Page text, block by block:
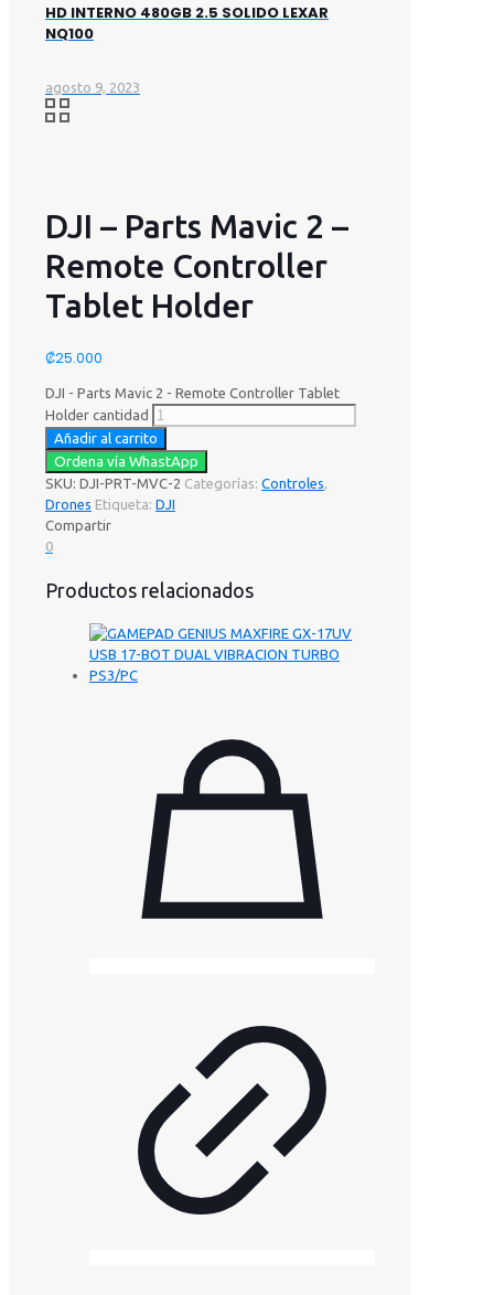
HD INTERNO 480GB 2.5 SOLIDO LEXAR
NQ100
agosto 9, 2023
DJI – Parts Mavic 2 –
Remote Controller
Tablet Holder
₡25.000
DJI - Parts Mavic 2 - Remote Controller Tablet
Holder cantidad
Añadir al carrito
Ordena vía WhastApp
SKU: DJI-PRT-MVC-2 Categorías: Controles,
Drones Etiqueta: DJI
Compartir
0
Productos relacionados